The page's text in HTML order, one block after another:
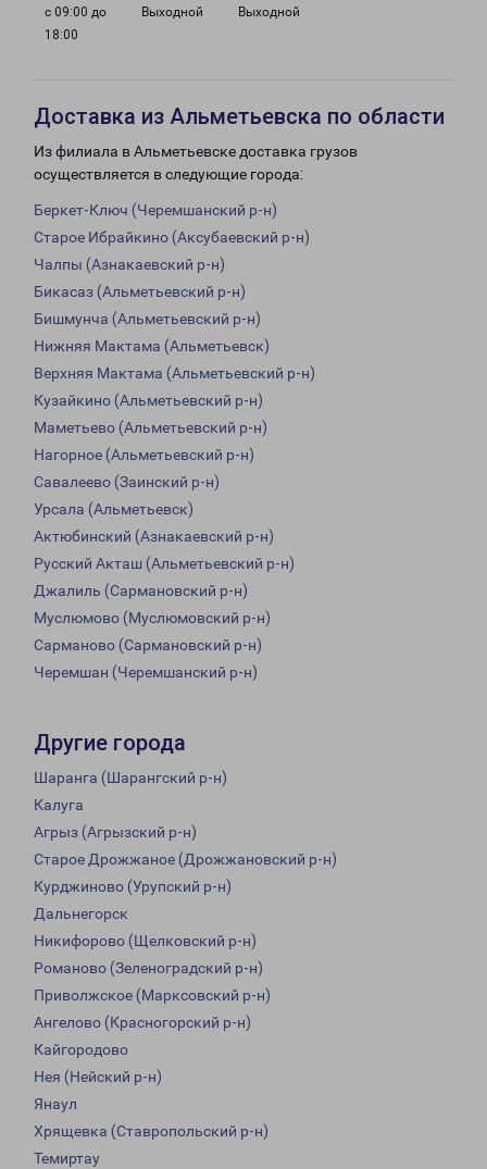
с 09:00 до
18:00
Выходной Выходной
Доставка из Альметьевска по области
Из филиала в Альметьевске доставка грузов
осуществляется в следующие города:
Беркет-Ключ (Черемшанский р-н)
Старое Ибрайкино (Аксубаевский р-н)
Чалпы (Азнакаевский р-н)
Бикасаз (Альметьевский р-н)
Бишмунча (Альметьевский р-н)
Нижняя Мактама (Альметьевск)
Верхняя Мактама (Альметьевский р-н)
Кузайкино (Альметьевский р-н)
Маметьево (Альметьевский р-н)
Нагорное (Альметьевский р-н)
Савалеево (Заинский р-н)
Урсала (Альметьевск)
Актюбинский (Азнакаевский р-н)
Русский Акташ (Альметьевский р-н)
Джалиль (Сармановский р-н)
Муслюмово (Муслюмовский р-н)
Сарманово (Сармановский р-н)
Черемшан (Черемшанский р-н)
Другие города
Шаранга (Шарангский р-н)
Калуга
Агрыз (Агрызский р-н)
Старое Дрожжаное (Дрожжановский р-н)
Курджиново (Урупский р-н)
Дальнегорск
Никифорово (Щелковский р-н)
Романово (Зеленоградский р-н)
Приволжское (Марксовский р-н)
Ангелово (Красногорский р-н)
Кайгородово
Нея (Нейский р-н)
Янаул
Хрящевка (Ставропольский р-н)
Темиртау